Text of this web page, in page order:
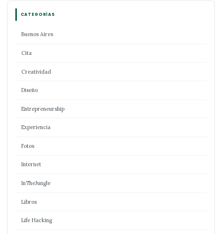
CATEGORÍAS
Buenos Aires
Cita
Creatividad
Diseño
Entrepreneurship
Experiencia
Fotos
Internet
InTheJungle
Libros
Life Hacking